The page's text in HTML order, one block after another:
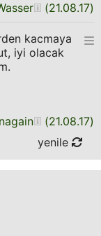
(21.08.17)
kacmaya
iyi olacak
(21.08.17)
yenile